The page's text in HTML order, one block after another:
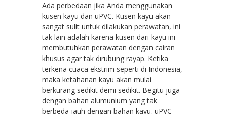
Ada perbedaan jika Anda menggunakan
kusen kayu dan uPVC. Kusen kayu akan
sangat sulit untuk dilakukan perawatan, ini
tak lain adalah karena kusen dari kayu ini
membutuhkan perawatan dengan cairan
khusus agar tak dirubung rayap. Ketika
terkena cuaca ekstrim seperti di Indonesia,
maka ketahanan kayu akan mulai
berkurang sedikit demi sedikit. Begitu juga
dengan bahan alumunium yang tak
berbeda jauh dengan bahan kayu. uPVC